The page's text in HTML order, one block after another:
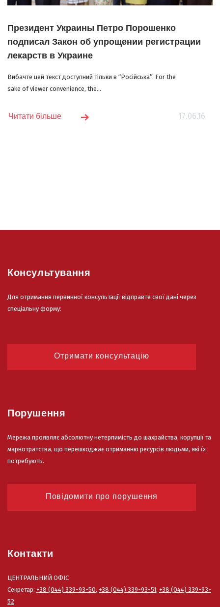
Президент Украины Петро Порошенко
подписал Закон об упрощении регистрации
лекарств в Украине
Вибачте цей текст доступний тільки в “Російська”. For the
sake of viewer convenience, the...
17.06.16
Читати більше
Консультування
Для отримання первинної консультації відправте свої дані через
спеціальну форму:
Отримати консультацію
Порушення
Мережа проявляє абсолютну нетерпимість до шахрайства, корупції та
марнотратства, що перешкоджає отриманню ресурсів людьми, які їх
потребують.
Повідомити про порушення
Контакти
ЦЕНТРАЛЬНИЙ ОФІС
Секретар: +38 (044) 339-93-50, +38 (044) 339-93-51, +38 (044) 339-93-
52